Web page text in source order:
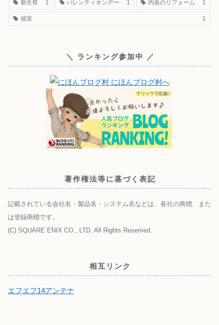
新生祭 1 バレンティオンデー 1 内装のリフォーム 1
個室 1
＼ ランキング参加中 ／
著作権法等に基づく表記
記載されている会社名・製品名・システム名などは、各社の商標、また
は登録商標です。
(C) SQUARE ENIX CO., LTD. All Rights Reserved.
相互リンク
エフエフ14アンテナ